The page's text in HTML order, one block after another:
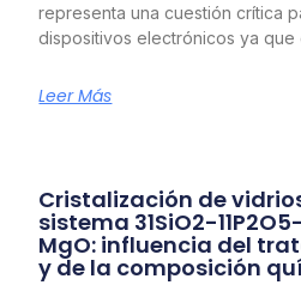
representa una cuestión crítica
dispositivos electrónicos ya que
Leer Más
Cristalización de
sistema 31SiO2-
MgO: influencia del
y de la composición